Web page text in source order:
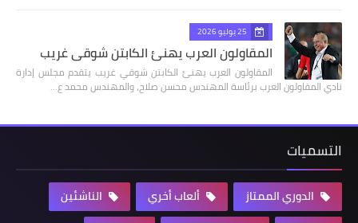
25 يوليو 2026
المقاولون العرب يهنئ الكابتن شوقي غريب
المقاولون العرب يهنئ الكابتن شوقي غريب يتقدم مجلس إدارة
نادي المقاولون العرب برئاسة المهندس محسن صلاح، والمهندس محمد ع…
التسميات
الدوري الممتاز ألعاب أخري
الناشئين